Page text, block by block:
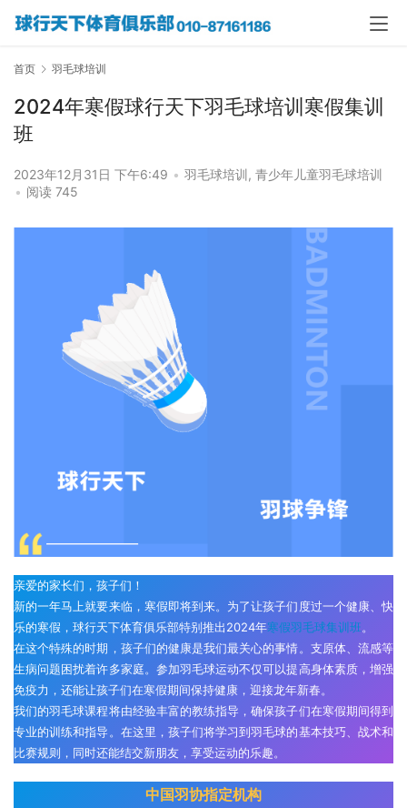
首页 羽毛球培训
2024年寒假球行天下羽毛球培训寒假集训
班
2023年12月31日 下午6:49 • 羽毛球培训 , 青少年儿童羽毛球培训
• 阅读 745
亲爱的家长们，孩子们！
新的一年马上就要来临，寒假即将到来。为了让孩子们度过一个健康、快
乐的寒假，球行天下体育俱乐部特别推出2024年寒假羽毛球集训班。
在这个特殊的时期，孩子们的健康是我们最关心的事情。支原体、流感等
生病问题困扰着许多家庭。参加羽毛球运动不仅可以提高身体素质，增强
免疫力，还能让孩子们在寒假期间保持健康，迎接龙年新春。
我们的羽毛球课程将由经验丰富的教练指导，确保孩子们在寒假期间得到
专业的训练和指导。在这里，孩子们将学习到羽毛球的基本技巧、战术和
比赛规则，同时还能结交新朋友，享受运动的乐趣。
中国羽协指定机构